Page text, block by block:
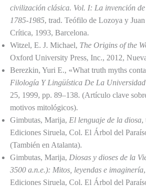
civilización clásica. Vol. I: La invención
1785-1985, trad. Teófilo de Lozoya y
Crítica, 1993, Barcelona.
Witzel, E. J. Michael, The Origins of the
Oxford University Press, Inc., 2012,
Berezkin, Yuri E., «What truth myths
Filología Y Lingüística De La
25, 1999, pp. 89–138. (Artículo clave
motivos mitológicos).
Gimbutas, Marija, El lenguaje de la diosa,
Ediciones Siruela, Col. El Árbol del
(También en Atalanta).
Gimbutas, Marija, Diosas y dioses de la
3500 a.n.e.): Mitos, leyendas e imaginería
Ediciones Siruela, Col. El Árbol del